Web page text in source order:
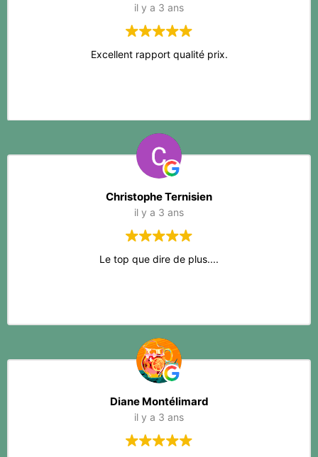
il y a 3 ans
Excellent rapport qualité prix.
Christophe Ternisien
il y a 3 ans
Le top que dire de plus....
Diane Montélimard
il y a 3 ans